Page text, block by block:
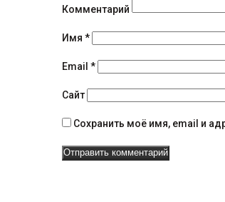
и
я
н
а
в
и
г
Комментарий
Имя *
Email *
Сайт
Сохранить моё имя, email и